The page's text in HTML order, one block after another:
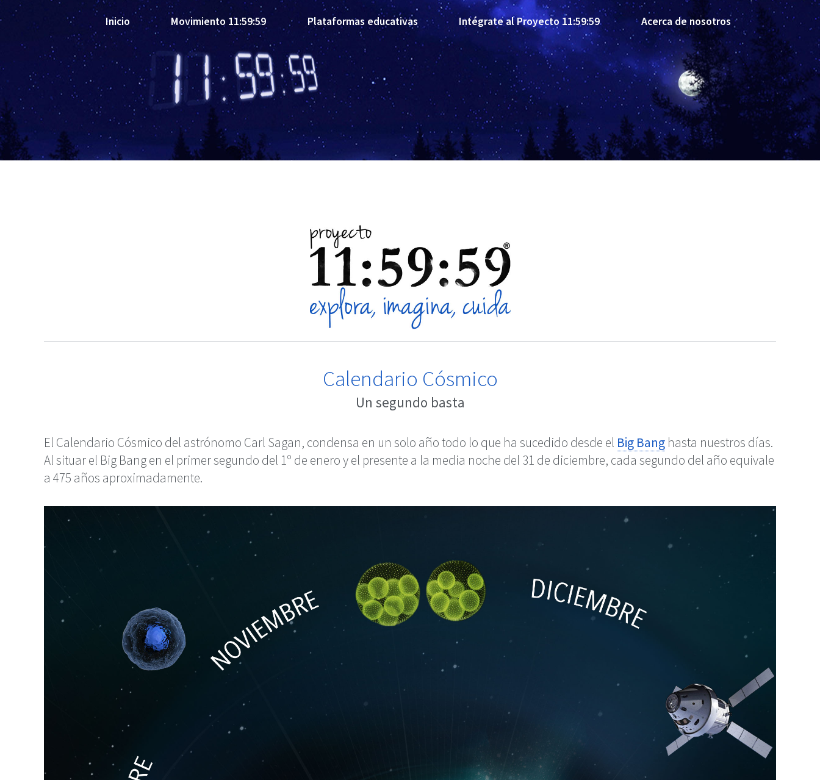
Inicio Movimiento 11:59:59 Plataformas educativas Intégrate al Proyecto 11:59:59 Acerca de nosotros
Calendario Cósmico
Un segundo basta
El Calendario Cósmico del astrónomo Carl Sagan, condensa en un solo año todo lo que ha sucedido desde el Big Bang hasta nuestros días.
Al situar el Big Bang en el primer segundo del 1º de enero y el presente a la media noche del 31 de diciembre, cada segundo del año equivale
a 475 años aproximadamente.